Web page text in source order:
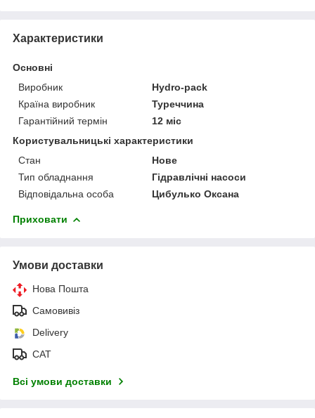
Характеристики
Основні
Виробник
Hydro-pack
Країна виробник
Туреччина
Гарантійний термін
12 міс
Користувальницькі характеристики
Стан
Нове
Тип обладнання
Гідравлічні насоси
Відповідальна особа
Цибулько Оксана
Приховати
Умови доставки
Нова Пошта
Самовивіз
Delivery
САТ
Всі умови доставки